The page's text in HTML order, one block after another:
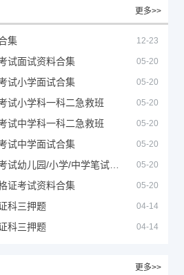
更多>>
集 12-23
试面试资料合集 05-20
试小学面试合集 05-20
试小学科一科二急救班 05-20
试中学科一科二急救班 05-20
试中学面试合集 05-20
05-20
证考试资料合集 05-20
科三押题 04-14
科三押题 04-14
更多>>